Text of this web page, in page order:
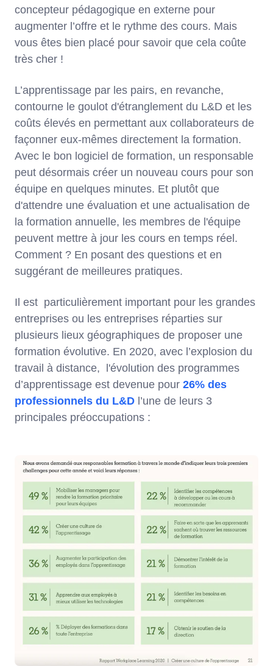
concepteur pédagogique en externe pour
augmenter l’offre et le rythme des cours. Mais
vous êtes bien placé pour savoir que cela coûte
très cher !
L’apprentissage par les pairs, en revanche,
contourne le goulot d'étranglement du L&D et les
coûts élevés en permettant aux collaborateurs de
façonner eux-mêmes directement la formation.
Avec le bon logiciel de formation, un responsable
peut désormais créer un nouveau cours pour son
équipe en quelques minutes. Et plutôt que
d'attendre une évaluation et une actualisation de
la formation annuelle, les membres de l'équipe
peuvent mettre à jour les cours en temps réel.
Comment ? En posant des questions et en
suggérant de meilleures pratiques.
Il est particulièrement important pour les grandes
entreprises ou les entreprises réparties sur
plusieurs lieux géographiques de proposer une
formation évolutive. En 2020, avec l’explosion du
travail à distance, l'évolution des programmes
d’apprentissage est devenue pour 26% des
professionnels du L&D l’une de leurs 3
principales préoccupations :